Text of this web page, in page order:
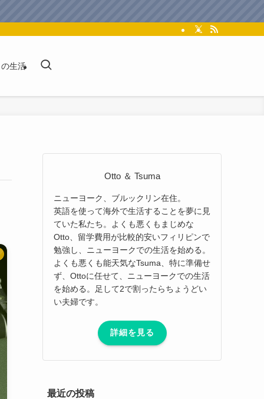
生活
Otto ＆ Tsuma
ニューヨーク、ブルックリン在住。
英語を使って海外で生活することを夢に見
ていた私たち。よくも悪くもまじめな
Otto、留学費用が比較的安いフィリピンで
勉強し、ニューヨークでの生活を始める。
よくも悪くも能天気なTsuma、特に準備せ
ず、Ottoに任せて、ニューヨークでの生活
を始める。足して2で割ったらちょうどい
い夫婦です。
詳細を見る
最近の投稿